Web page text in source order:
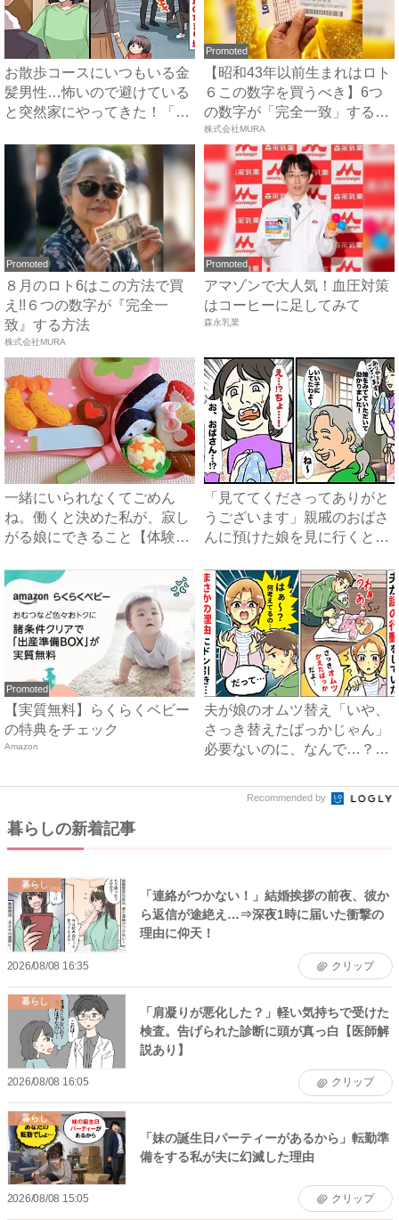
お散歩コースにいつもいる金
髪男性…怖いので避けている
と突然家にやってきた！「私
Promoted
【昭和43年以前生まれはロト
６この数字を買うべき】6つ
の数字が「完全一致」する
方...
株式会社MURA
Promoted
８月のロト6はこの方法で買
え!!６つの数字が『完全一
致』する方法
株式会社MURA
Promoted
アマゾンで大人気！血圧対策
はコーヒーに足してみて
森永乳業
一緒にいられなくてごめん
ね。働くと決めた私が、寂し
がる娘にできること【体験
「見ててくださってありがと
うございます」親戚のおばさ
んに預けた娘を見に行くと、
Promoted
【実質無料】らくらくベビー
の特典をチェック
Amazon
夫が娘のオムツ替え「いや、
さっき替えたばっかじゃん」
必要ないのに、なんで…？予
Recommended by
暮らしの新着記事
暮らし
「連絡がつかない！」結婚挨拶の前夜、彼か
ら返信が途絶え…⇒深夜1時に届いた衝撃の
理由に仰天！
2026/08/08 16:35 クリップ
暮らし
「肩凝りが悪化した？」軽い気持ちで受けた
検査。告げられた診断に頭が真っ白【医師解
説あり】
2026/08/08 16:05 クリップ
暮らし
「妹の誕生日パーティーがあるから」転勤準
備をする私が夫に幻滅した理由
2026/08/08 15:05 クリップ